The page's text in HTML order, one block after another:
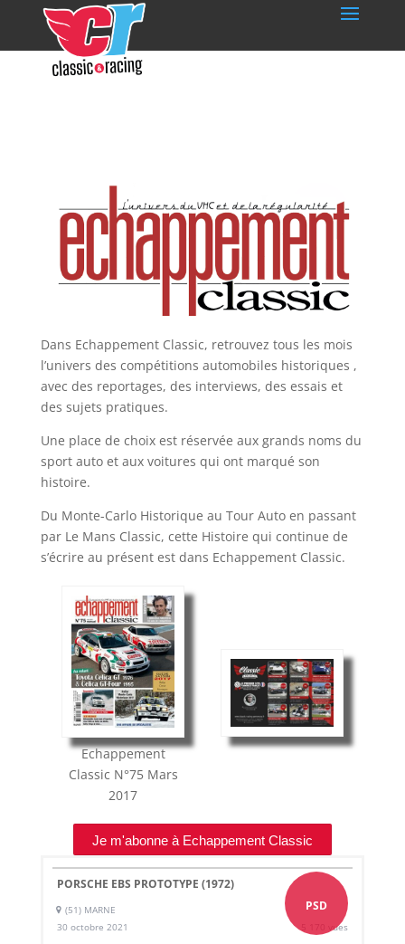
Dans Echappement Classic, retrouvez tous les mois
l’univers des compétitions automobiles historiques ,
avec des reportages, des interviews, des essais et
des sujets pratiques.
Une place de choix est réservée aux grands noms du
sport auto et aux voitures qui ont marqué son
histoire.
Du Monte-Carlo Historique au Tour Auto en passant
par Le Mans Classic, cette Histoire qui continue de
s’écrire au présent est dans Echappement Classic.
Echappement
Classic N°75 Mars
2017
Je m'abonne à Echappement Classic
PSD
PORSCHE EBS PROTOTYPE (1972)
(51) MARNE
30 octobre 2021
5 170 vues